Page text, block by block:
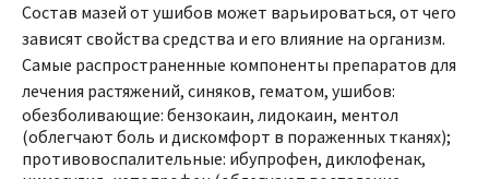
Состав мазей от ушибов может варьироваться, от чего
зависят свойства средства и его влияние на организм.
Самые распространенные компоненты препаратов для
лечения растяжений, синяков, гематом, ушибов:
обезболивающие: бензокаин, лидокаин, ментол
(облегчают боль и дискомфорт в пораженных тканях);
противовоспалительные: ибупрофен, диклофенак,